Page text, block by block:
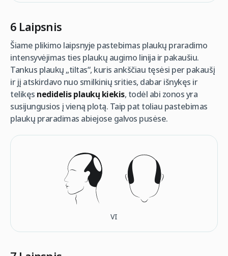
6 Laipsnis
Šiame plikimo laipsnyje pastebimas plaukų praradimo
intensyvėjimas ties plaukų augimo linija ir pakaušiu.
Tankus plaukų „tiltas“, kuris ankščiau tęsėsi per pakaušį
ir jį atskirdavo nuo smilkinių srities, dabar išnykęs ir
telikęs nedidelis plaukų kiekis, todėl abi zonos yra
susijungusios į vieną plotą. Taip pat toliau pastebimas
plaukų praradimas abiejose galvos pusėse.
VI